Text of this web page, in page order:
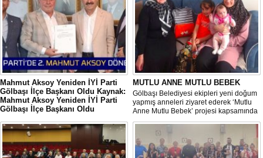
Mahmut Aksoy Yeniden İYİ Parti
Gölbaşı İlçe Başkanı Oldu Kaynak:
Mahmut Aksoy Yeniden İYİ Parti
Gölbaşı İlçe Başkanı Oldu
Mahmut Aksoy Yeniden İYİ Parti Gölbaşı
İlçe Başkanı Oldu
MUTLU ANNE MUTLU BEBEK
Gölbaşı Belediyesi ekipleri yeni doğum
yapmış anneleri ziyaret ederek ‘Mutlu
Anne Mutlu Bebek’ projesi kapsamında
hem içerisinde doğum sonrası temel
ediyor hem de uygulamalı eğitim
veriyor.